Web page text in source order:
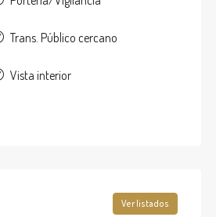
Trans. Público cercano
Vista interior
Ver listados